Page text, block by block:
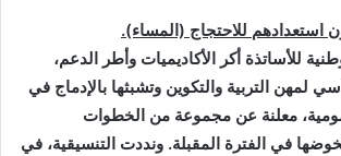
استعدادهم للاحتجاج (المساء).
للأساتذة أكر الأكاديميات وأطر الدعم،
لمھن التربیة والتكوین وتشبثھا بالإدماج في
معلنة عن مجموعة من الخطوات
في الفترة المقبلة. ونددت التنسیقیة، في